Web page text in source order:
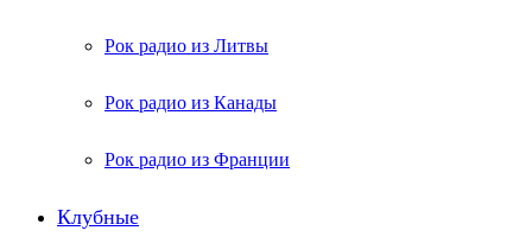
Рок радио из Литвы
Рок радио из Канады
Рок радио из Франции
Клубные